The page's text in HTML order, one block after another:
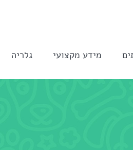
מידע מקצועי גלריה